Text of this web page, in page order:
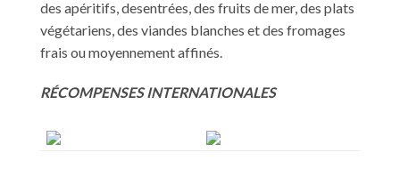
des apéritifs, desentrées, des fruits de mer, des plats
végétariens, des viandes blanches et des fromages
frais ou moyennement affinés.
RÉCOMPENSES INTERNATIONALES